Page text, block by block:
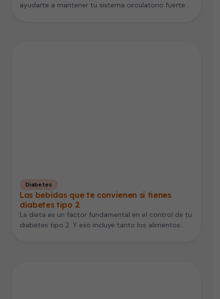
ayudarte a mantener tu sistema circulatorio fuerte…
Diabetes
Las bebidas que te convienen si tienes
diabetes tipo 2
La dieta es un factor fundamental en el control de tu
diabetes tipo 2. Y eso incluye tanto los alimentos…